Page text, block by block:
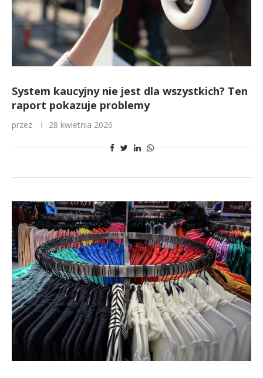
System kaucyjny nie jest dla wszystkich? Ten
raport pokazuje problemy
przez 28 kwietnia 2026